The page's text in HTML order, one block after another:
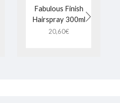
Fabulous Finish
Hairspray 300ml
20,60€